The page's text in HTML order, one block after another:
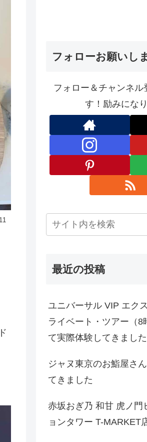
フォローお願いし
フォロー＆チャンネル
す！励みにな
最近の投稿
ユニバーサル VIP エク
ライベート・ツアー（8
て実際体験してきました
ジャヌ東京のお鮨屋さ
てきました
赤坂おぎ乃 和甘 虎ノ門
ョンタワー T-MARKET